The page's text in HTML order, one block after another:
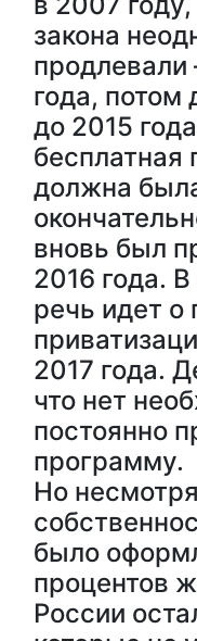
закона
продлевали
года, потом
до 2015
бесплатная
должна
вновь был
2016 года.
речь идет о
2017 года.
что нет
постоянно
программу.
Но
было
процентов
России